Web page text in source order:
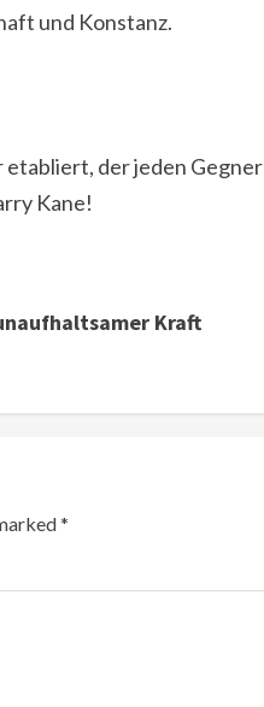
und Konstanz.
der jeden
Kane!
Kraft
*